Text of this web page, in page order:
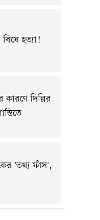
হত্যা!
কারণে দিল্লির
'তথ্য ফাঁস',